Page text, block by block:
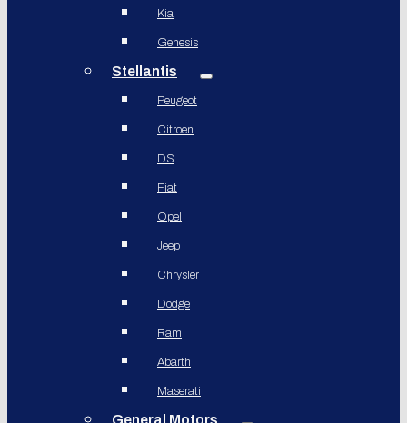
Kia
Genesis
Stellantis
Peugeot
Citroen
DS
Fiat
Opel
Jeep
Chrysler
Dodge
Ram
Abarth
Maserati
General Motors